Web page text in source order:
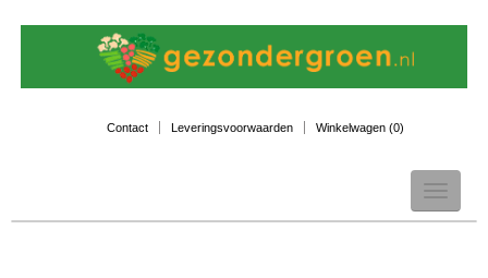
Contact Leveringsvoorwaarden Winkelwagen (0)
Toggle